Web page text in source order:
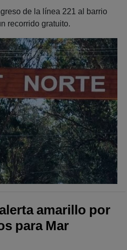
de la línea 221 al barrio
recorrido gratuito.
amarillo por
para Mar